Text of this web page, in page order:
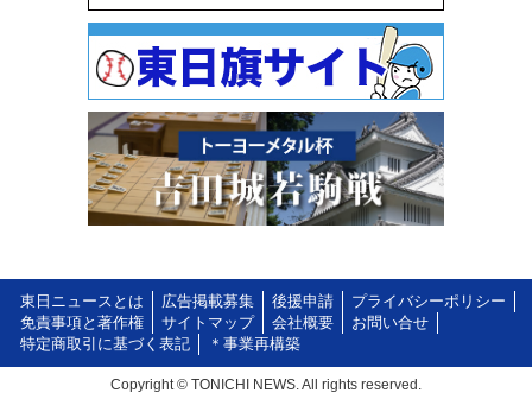
東日ニュースとは 広告掲載募集 後援申請
プライバシーポリシー
免責事項と著作権
サイトマップ 会社概要
お問い合せ
特定商取引に基づく表記
＊事業再構築
Copyright © TONICHI NEWS. All rights reserved.